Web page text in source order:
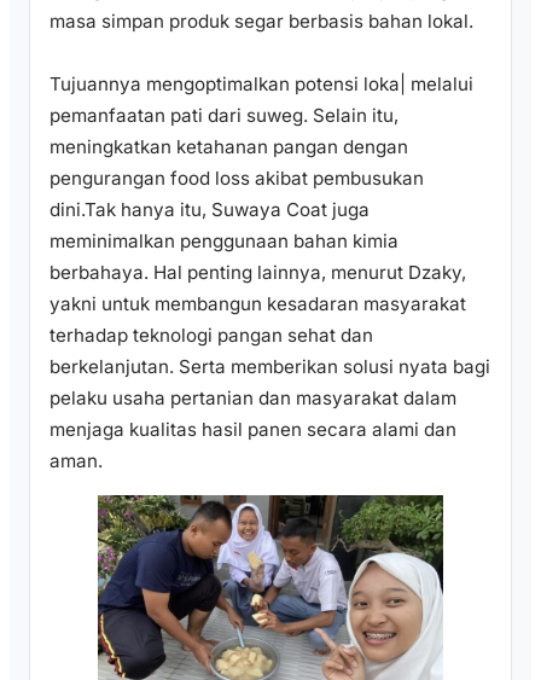
masa simpan produk segar berbasis bahan lokal.
Tujuannya mengoptimalkan potensi loka| melalui
pemanfaatan pati dari suweg. Selain itu,
meningkatkan ketahanan pangan dengan
pengurangan food loss akibat pembusukan
dini.Tak hanya itu, Suwaya Coat juga
meminimalkan penggunaan bahan kimia
berbahaya. Hal penting lainnya, menurut Dzaky,
yakni untuk membangun kesadaran masyarakat
terhadap teknologi pangan sehat dan
berkelanjutan. Serta memberikan solusi nyata bagi
pelaku usaha pertanian dan masyarakat dalam
menjaga kualitas hasil panen secara alami dan
aman.